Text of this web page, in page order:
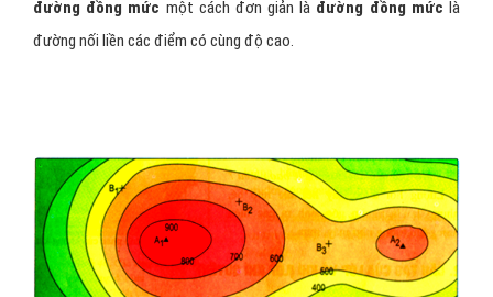
đường đồng mức một cách đơn giản là đường đồng mức là
đường nối liền các điểm có cùng độ cao.